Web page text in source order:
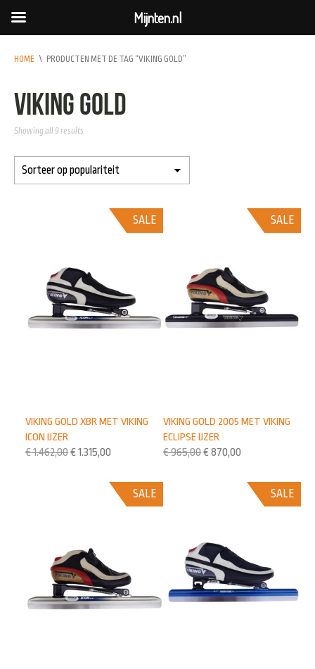
HOME \ PRODUCTEN MET DE TAG “VIKING GOLD”
viking gold
Showing all 9 results
SALE
VIKING GOLD 2005 MET VIKING
ECLIPSE IJZER
€965,00€ 870,00
SALE
VIKING GOLD XBR MET VIKING
ICON IJZER
€1.462,00€ 1.315,00
SALE
SALE
Mijnten.nl